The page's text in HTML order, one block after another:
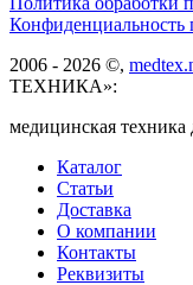
Конфиденциальность
2006 - 2026 ©,
ТЕХНИКА»:
медицинская
Каталог
Статьи
Доставка
О компании
Контакты
Реквизиты